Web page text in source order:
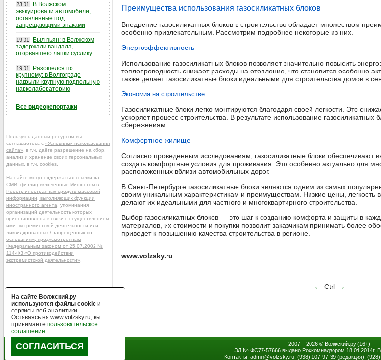
Преимущества использования газосиликатных блоков
Внедрение газосиликатных блоков в строительство обладает множеством
особенно привлекательным. Рассмотрим подробнее некоторые из них.
Энергоэффективность
Использование газосиликатных блоков позволяет значительно повысить
теплопроводность снижает расходы на отопление, что становится особенно
также делает газосиликатные блоки идеальными для строительства домов в
Экономия на строительстве
Газосиликатные блоки легко монтируются благодаря своей легкости. Это
ускоряет процесс строительства. В результате использование
сбережениям.
Комфортное жилище
Согласно проведенным исследованиям, газосиликатные блоки обеспечивают
создать комфортные условия для проживания. Это особенно актуально для
расположенных вблизи автомобильных дорог.
В Санкт-Петербурге газосиликатные блоки являются одним из самых
своим уникальным характеристикам и преимуществам. Низкие цены, легкость
делают их идеальными для частного и многоквартирного строительства.
Выбор газосиликатных блоков — это шаг к созданию комфорта и защиты в
материалов, их стоимости и покупки позволит заказчикам принимать более
приведет к повышению качества строительства в регионе.
www.volzsky.ru
← Ctrl →
23.01
В Волжском
эвакуировали автомобили,
оставленные под
запрещающими знаками
19.01
Был пьян: в Волжском
задержали вандала,
оторвавшего лапки суслику
19.01
Разошелся по
крупному: в Волгограде
накрыли крупную подпольную
нарколабораторию
Все видеорепортажи
Пользуясь данным ресурсом вы
соглашаетесь с «Условиями использования
сайта» , в т.ч. даёте разрешение на сбор,
анализ и хранение своих персональных
данных, в т.ч. cookies.
На сайте могут содержаться ссылки на
СМИ, физлиц включённые Минюстом в
Реестр иностранных средств массовой
информации, выполняющих функции
иностранного агента , упоминания
организаций деятельность которых
приостановлена в связи с осуществлением
ими экстремистской деятельности или
ликвидированных / запрещённых по
основаниям, предусмотренным
Федеральным законом от 25.07.2002 №
114-ФЗ «О противодействии
экстремистской деятельности»
2007 – 2026 © Волжский.ру(16+)
ЭЛ № ФС77-57666 выдано Роскомнадзором 18.04.2014г.
Контакты: admin@volzsky.ru, (938) 107-97-39 (редакция), (928)
На сайте Волжский.ру
используются файлы cookie и
сервисы веб-аналитики
Оставаясь на www.volzsky.ru, вы
принимаете пользовательское
соглашение
СОГЛАСИТЬСЯ